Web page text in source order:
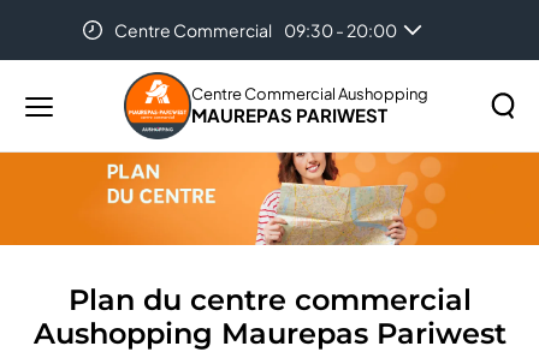
Centre Commercial 09:30 - 20:00
Menu
principal
Centre Commercial Aushopping
MAUREPAS PARIWEST
Rechercher
site
Plan du centre commercial Aushopping Maurepas
Plan du centre commercial
Aushopping Maurepas Pariwest